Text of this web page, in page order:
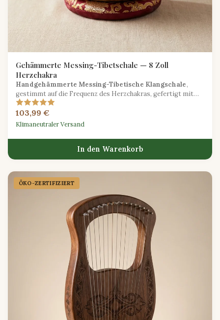
Gehämmerte Messing-Tibetschale — 8 Zoll
Herzchakra
Handgehämmerte Messing-Tibetische Klangschale,
gestimmt auf die Frequenz des Herzchakras, gefertigt mit
traditionellen Himalaya-Techniken.
103,99 €
Klimaneutraler Versand
In den Warenkorb
ÖKO-ZERTIFIZIERT